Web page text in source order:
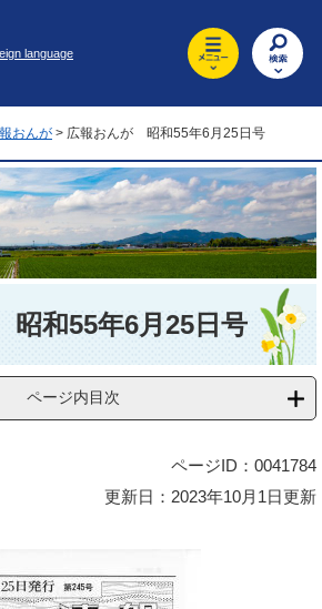
language
おんが > 広報おんが 昭和55年6月25日号
和55年6月25日号
ページ内目次
ページID：0041784
更新日：2023年10月1日更新